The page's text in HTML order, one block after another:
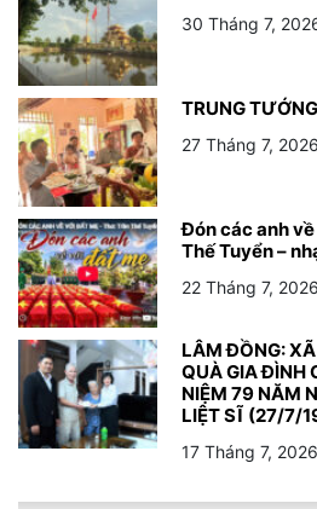
30 Tháng 7,
TRUNG
27 Tháng 7, 2026
Đón các anh
Thế Tuyển –
22 Tháng 7, 2026
LÂM ĐỒNG:
QUÀ GIA ĐÌNH
NIỆM 79 NĂM
LIỆT SĨ (27/7/
17 Tháng 7, 2026